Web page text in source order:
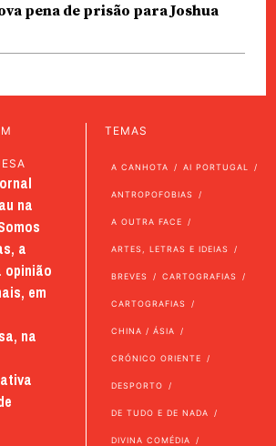
pena de prisão para Joshua
na
a
opinião
em
na
TEMAS
A CANHOTA AI PORTUGAL
ANTROPOFOBIAS
A OUTRA FACE
ARTES, LETRAS E IDEIAS
BREVES CARTOGRAFIAS
CARTOGRAFIAS
CHINA / ÁSIA
CRÓNICO ORIENTE
DESPORTO
DE TUDO E DE NADA
DIVINA COMÉDIA